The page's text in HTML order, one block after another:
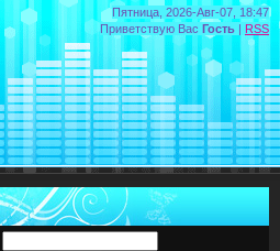
Пятница, 2026-Авг-07, 18:47
Приветствую Вас Гость | RSS